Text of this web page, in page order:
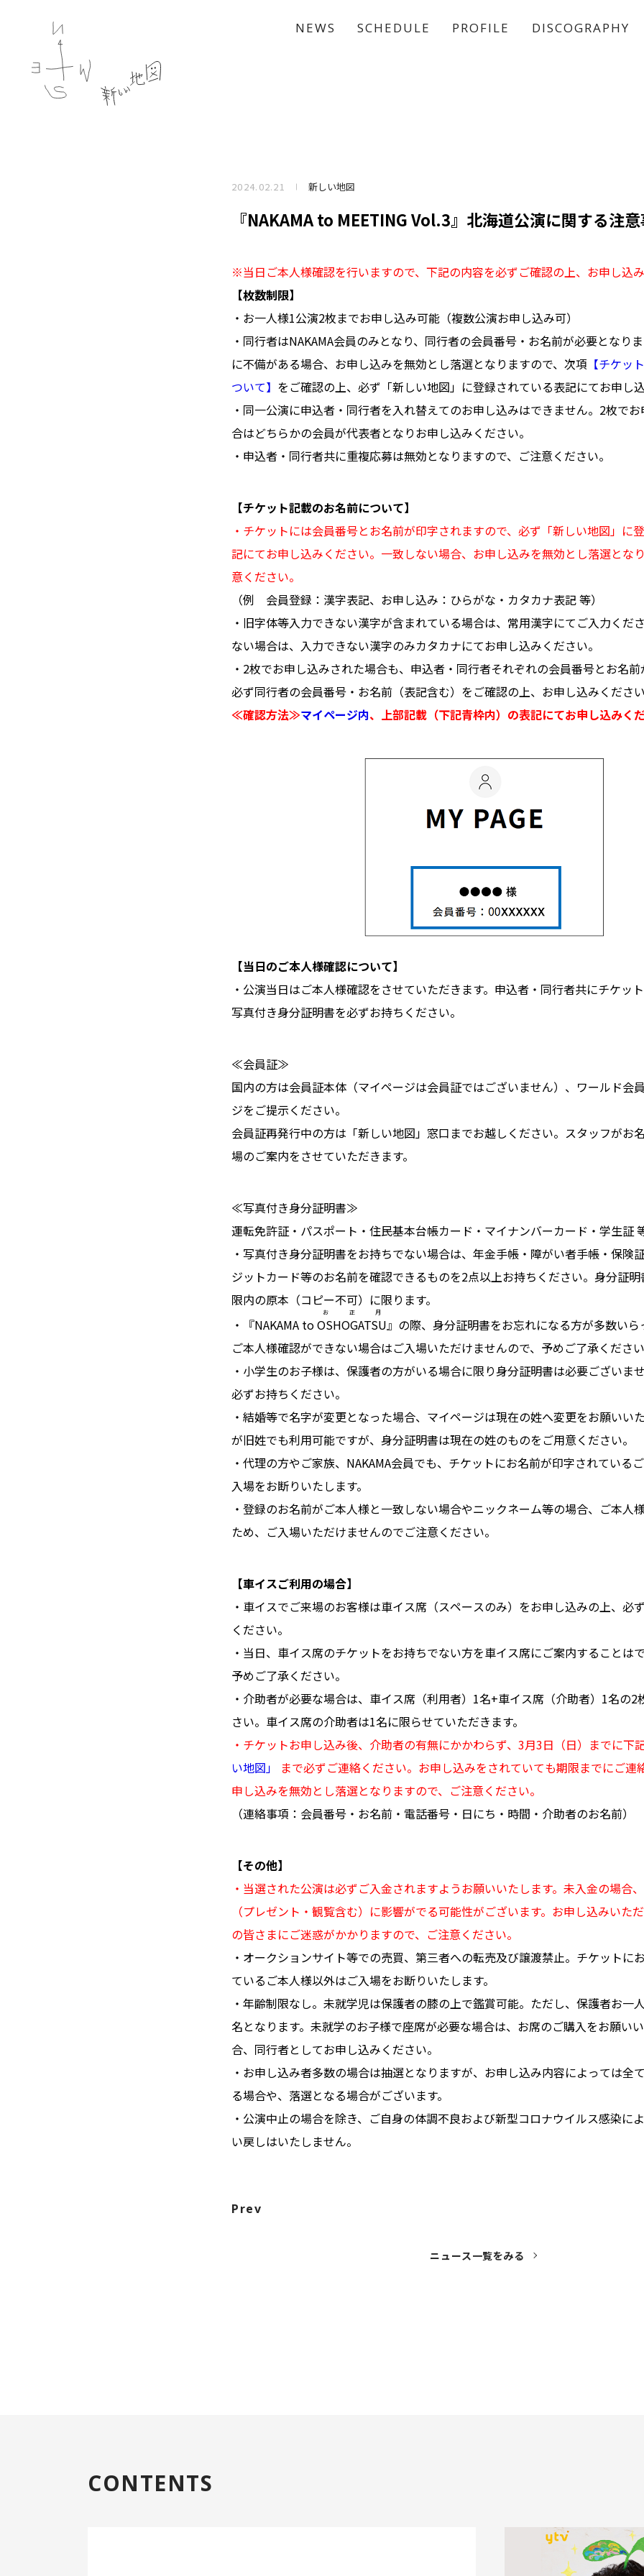
NEWS SCHEDULE PROFILE DISCOGRAPHY
2024.02.21 新しい地図
『NAKAMA to MEETING Vol.3』北海道公演に関する注
※当日ご本人様確認を行いますので、下記の内容を必ずご確認の上、お申し込み
【枚数制限】
・お一人様1公演2枚までお申し込み可能（複数公演お申し込み可）
・同行者はNAKAMA会員のみとなり、同行者の会員番号・お名前が必要となり
に不備がある場合、お申し込みを無効とし落選となりますので、次項 【チケッ
ついて】 をご確認の上、必ず「新しい地図」に登録されている表記にてお申し込
・同一公演に申込者・同行者を入れ替えてのお申し込みはできません。2枚で
合はどちらかの会員が代表者となりお申し込みください。
・申込者・同行者共に重複応募は無効となりますので、ご注意ください。
【チケット記載のお名前について】
・チケットには会員番号とお名前が印字されますので、必ず「新しい地図」に
記にてお申し込みください。一致しない場合、お申し込みを無効とし落選とな
意ください。
（例 会員登録：漢字表記、お申し込み：ひらがな・カタカナ表記 等）
・旧字体等入力できない漢字が含まれている場合は、常用漢字にてご入力くだ
ない場合は、入力できない漢字のみカタカナにてお申し込みください。
・2枚でお申し込みされた場合も、申込者・同行者それぞれの会員番号とお名前
必ず同行者の会員番号・お名前（表記含む）をご確認の上、お申し込みください
≪確認方法≫マイページ内、上部記載（下記青枠内）の表記にてお申し込みくだ
【当日のご本人様確認について】
・公演当日はご本人様確認をさせていただきます。申込者・同行者共にチケッ
写真付き身分証明書を必ずお持ちください。
≪会員証≫
国内の方は会員証本体（マイページは会員証ではございません）、ワールド会
ジをご提示ください。
会員証再発行中の方は「新しい地図」窓口までお越しください。スタッフがお
場のご案内をさせていただきます。
≪写真付き身分証明書≫
運転免許証・パスポート・住民基本台帳カード・マイナンバーカード・学生証
・写真付き身分証明書をお持ちでない場合は、年金手帳・障がい者手帳・保険
ジットカード等のお名前を確認できるものを2点以上お持ちください。身分証
限内の原本（コピー不可）に限ります。
・『NAKAMA toOSHOGATSU
お正月
』の際、身分証明書をお忘れになる方が多数いら
ご本人様確認ができない場合はご入場いただけませんので、予めご了承ください
・小学生のお子様は、保護者の方がいる場合に限り身分証明書は必要ございま
必ずお持ちください。
・結婚等で名字が変更となった場合、マイページは現在の姓へ変更をお願いい
が旧姓でも利用可能ですが、身分証明書は現在の姓のものをご用意ください。
・代理の方やご家族、NAKAMA会員でも、チケットにお名前が印字されている
入場をお断りいたします。
・登録のお名前がご本人様と一致しない場合やニックネーム等の場合、ご本人
ため、ご入場いただけませんのでご注意ください。
【車イスご利用の場合】
・車イスでご来場のお客様は車イス席（スペースのみ）をお申し込みの上、必
ください。
・当日、車イス席のチケットをお持ちでない方を車イス席にご案内することは
予めご了承ください。
・介助者が必要な場合は、車イス席（利用者）1名+車イス席（介助者）1名の2
さい。車イス席の介助者は1名に限らせていただきます。
・チケットお申し込み後、介助者の有無にかかわらず、3月3日（日）までに下
い地図」
まで必ずご連絡ください。お申し込みをされていても期限までにご連
申し込みを無効とし落選となりますので、ご注意ください。
（連絡事項：会員番号・お名前・電話番号・日にち・時間・介助者のお名前）
【その他】
・当選された公演は必ずご入金されますようお願いいたします。未入金の場合
（プレゼント・観覧含む）に影響がでる可能性がございます。お申し込みいた
の皆さまにご迷惑がかかりますので、ご注意ください。
・オークションサイト等での売買、第三者への転売及び譲渡禁止。チケットに
ているご本人様以外はご入場をお断りいたします。
・年齢制限なし。未就学児は保護者の膝の上で鑑賞可能。ただし、保護者お一
名となります。未就学のお子様で座席が必要な場合は、お席のご購入をお願い
合、同行者としてお申し込みください。
・お申し込み者多数の場合は抽選となりますが、お申し込み内容によっては全
る場合や、落選となる場合がございます。
・公演中止の場合を除き、ご自身の体調不良および新型コロナウイルス感染に
い戻しはいたしません。
Prev
ニュース一覧をみる
CONTENTS